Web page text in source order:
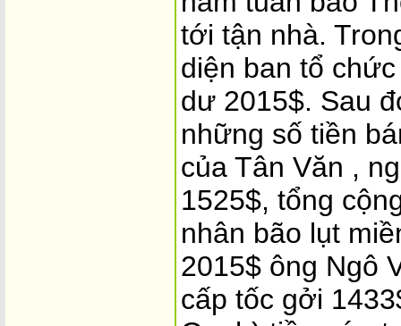
tới tận nhà.
diện ban tổ
dư 2015$. Sau
những số tiền
của Tân Văn ,
1525$, tổng
nhân bão lụt
2015$ ông Ngô
cấp tốc gởi